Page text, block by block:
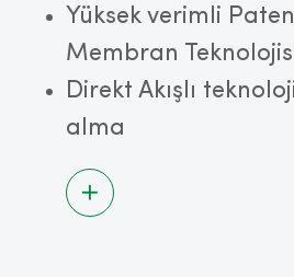
Yüksek verimli
Membran
Direkt Akışlı
alma